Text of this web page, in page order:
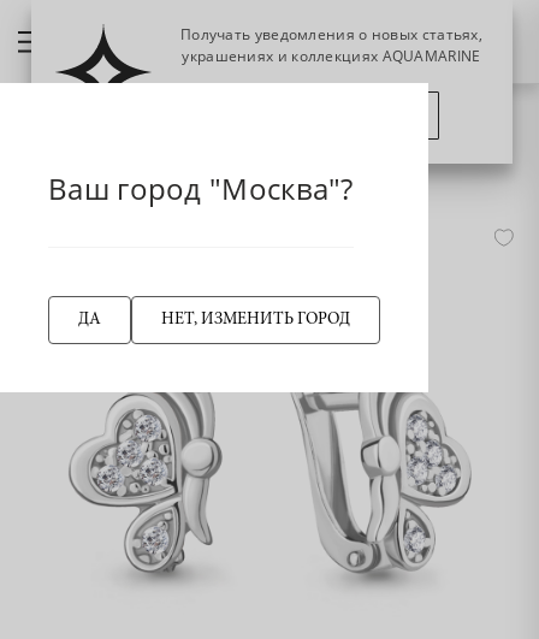
Ваш город "Москва"?
ДА НЕТ, ИЗМЕНИТЬ ГОРОД
Получать уведомления о новых статьях,
украшениях и коллекциях AQUAMARINE